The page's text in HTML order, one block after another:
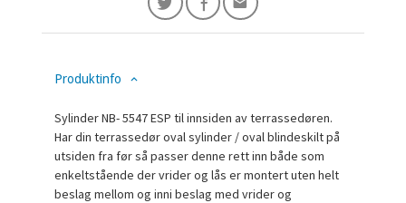
Produktinfo
Sylinder NB- 5547 ESP til innsiden av terrassedøren.
Har din terrassedør oval sylinder / oval blindeskilt på
utsiden fra før så passer denne rett inn både som
enkeltstående der vrider og lås er montert uten helt
beslag mellom og inni beslag med vrider og